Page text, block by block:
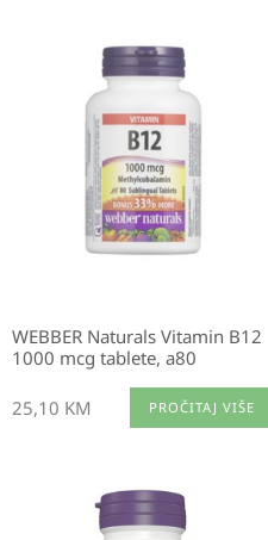
WEBBER Naturals Vitamin B12
1000 mcg tablete, a80
25,10 KM PROČITAJ VIŠE